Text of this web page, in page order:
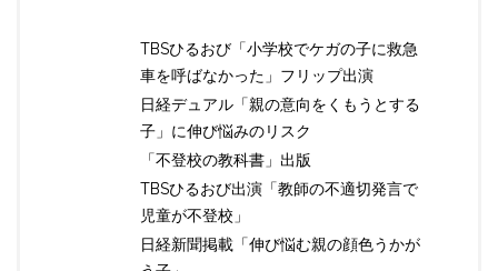
TBSひるおび「小学校でケガの子に救急
車を呼ばなかった」フリップ出演
日経デュアル「親の意向をくもうとする
子」に伸び悩みのリスク
「不登校の教科書」出版
TBSひるおび出演「教師の不適切発言で
児童が不登校」
日経新聞掲載「伸び悩む親の顔色うかが